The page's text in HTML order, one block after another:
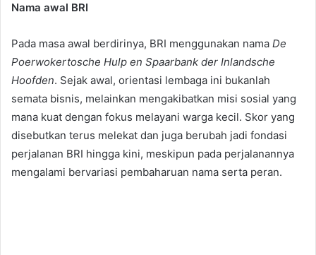
Nama awal BRI
Pada masa awal berdirinya, BRI menggunakan nama De
Poerwokertosche Hulp en Spaarbank der Inlandsche
Hoofden. Sejak awal, orientasi lembaga ini bukanlah
semata bisnis, melainkan mengakibatkan misi sosial yang
mana kuat dengan fokus melayani warga kecil. Skor yang
disebutkan terus melekat dan juga berubah jadi fondasi
perjalanan BRI hingga kini, meskipun pada perjalanannya
mengalami bervariasi pembaharuan nama serta peran.